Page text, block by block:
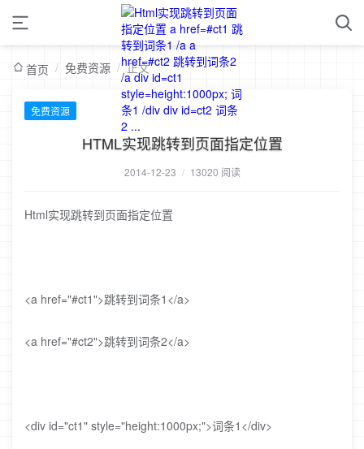
首页 / 免费资源 / 正文
免费资源
HTML实现跳转到页面指定位置
2014-12-23 / 13020 阅读
Html实现跳转到页面指定位置
<a href="#ct1">跳转到词条1</a>
<a href="#ct2">跳转到词条2</a>
<div id="ct1" style="height:1000px;">词条1</div>